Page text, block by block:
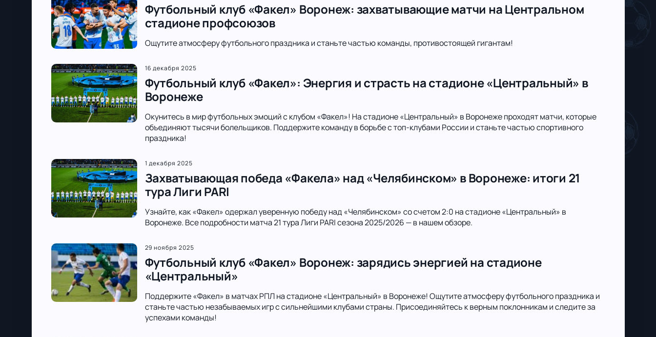
Футбольный клуб «Факел» Воронеж: захватывающие матчи на Центральном
стадионе профсоюзов
Ощутите атмосферу футбольного праздника и станьте частью команды, противостоящей гигантам!
16 декабря 2025
Футбольный клуб «Факел»: Энергия и страсть на стадионе «Центральный» в
Воронеже
Окунитесь в мир футбольных эмоций с клубом «Факел»! На стадионе «Центральный» в Воронеже проходят матчи, которые
объединяют тысячи болельщиков. Поддержите команду в борьбе с топ-клубами России и станьте частью спортивного
праздника!
1 декабря 2025
Захватывающая победа «Факела» над «Челябинском» в Воронеже: итоги 21
тура Лиги PARI
Узнайте, как «Факел» одержал уверенную победу над «Челябинском» со счетом 2:0 на стадионе «Центральный» в
Воронеже. Все подробности матча 21 тура Лиги PARI сезона 2025/2026 — в нашем обзоре.
29 ноября 2025
Футбольный клуб «Факел» Воронеж: зарядись энергией на стадионе
«Центральный»
Поддержите «Факел» в матчах РПЛ на стадионе «Центральный» в Воронеже! Ощутите атмосферу футбольного праздника и
станьте частью незабываемых игр с сильнейшими клубами страны. Присоединяйтесь к верным поклонникам и следите за
успехами команды!